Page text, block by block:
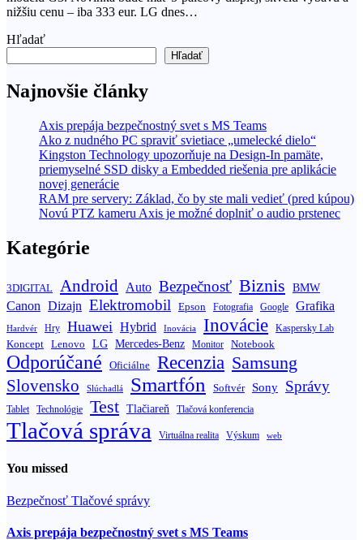
nižšiu cenu – iba 333 eur. LG dnes…
Hľadať
Hľadať
Najnovšie články
Axis prepája bezpečnostný svet s MS Teams
Ako z nudného PC spraviť svietiace „umelecké dielo“
Kingston Technology upozorňuje na Design-In pamäte,
priemyselné SSD disky a Embedded riešenia pre aplikácie
novej generácie
RAM pre servery: Základ, čo by ste mali vedieť (pred kúpou)
Novú PTZ kameru Axis je možné doplniť o audio prstenec
Kategórie
3DIGITAL Android Auto Bezpečnosť Biznis BMW
Canon Dizajn Elektromobil Epson Fotografia Google Grafika
Hardvér Hry Huawei Hybrid Inovácia Inovácie Kaspersky Lab
Koncept Lenovo LG Mercedes-Benz Monitor Notebook
Odporúčané Oficiálne Recenzia Samsung
Slovensko Slúchadlá Smartfón Softvér Sony Správy
Tablet Technológie Test Tlačiareň Tlačová konferencia
Tlačová správa Virtuálna realita Výskum web
You missed
Bezpečnosť Tlačové správy
Axis prepája bezpečnostný svet s MS Teams